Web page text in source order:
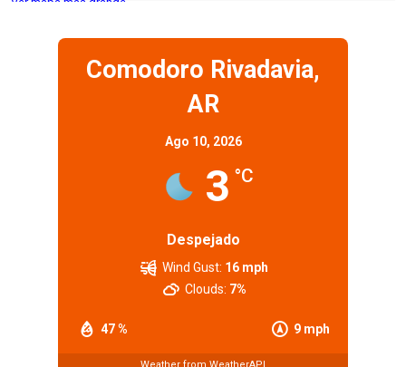
Comodoro Rivadavia,
AR
Ago 10, 2026
3 °C
Despejado
47 % 9 mph
Wind Gust: 16 mph
Clouds: 7%